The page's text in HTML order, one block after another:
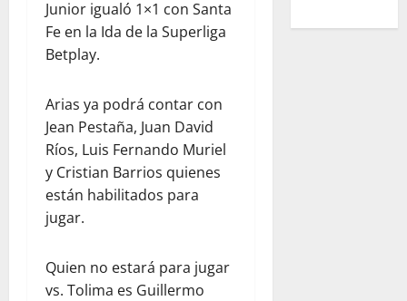
Junior igualó 1×1 con Santa
Fe en la Ida de la Superliga
Betplay.
Arias ya podrá contar con
Jean Pestaña, Juan David
Ríos, Luis Fernando Muriel
y Cristian Barrios quienes
están habilitados para
jugar.
Quien no estará para jugar
vs. Tolima es Guillermo